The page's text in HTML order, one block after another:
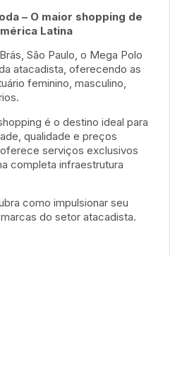
– O maior shopping de
Latina
São Paulo, o Mega Polo
atacadista, oferecendo as
feminino, masculino,
é o destino ideal para
qualidade e preços
serviços exclusivos
completa infraestrutura
como impulsionar seu
do setor atacadista.